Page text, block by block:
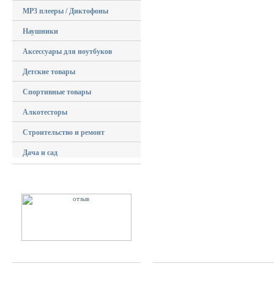
MP3 плееры / Диктофоны
Наушники
Аксессуары для ноутбуков
Детские товары
Спортивные товары
Алкотесторы
Строительство и ремонт
Дача и сад